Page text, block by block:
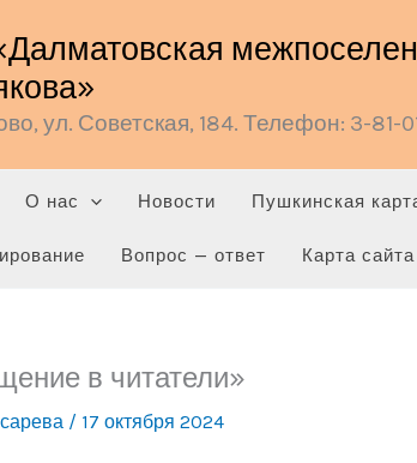
ул. Советская, 184. Телефон: 3-
О нас Новости Пушкинская
Вопрос — ответ Карта сайта
в читатели»
/ 17 октября 2024